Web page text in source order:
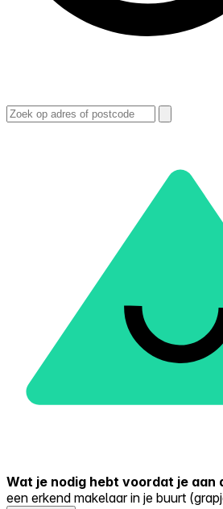
Wat je nodig hebt voordat je aan
een erkend makelaar in je buurt